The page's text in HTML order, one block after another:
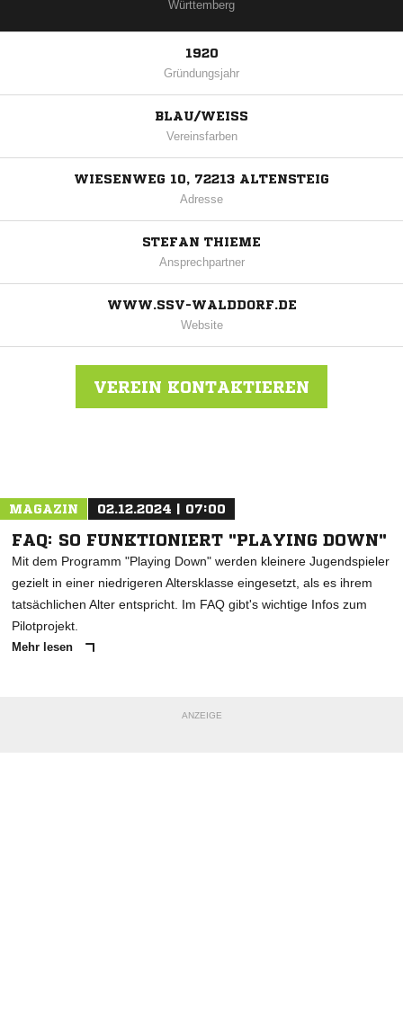
Württemberg
1920
Gründungsjahr
BLAU/WEISS
Vereinsfarben
WIESENWEG 10, 72213 ALTENSTEIG
Adresse
STEFAN THIEME
Ansprechpartner
WWW.SSV-WALDDORF.DE
Website
VEREIN KONTAKTIEREN
MAGAZIN 02.12.2024 | 07:00
FAQ: SO FUNKTIONIERT "PLAYING DOWN"
Mit dem Programm "Playing Down" werden kleinere Jugendspieler
gezielt in einer niedrigeren Altersklasse eingesetzt, als es ihrem
tatsächlichen Alter entspricht. Im FAQ gibt's wichtige Infos zum
Pilotprojekt.
Mehr lesen
ANZEIGE